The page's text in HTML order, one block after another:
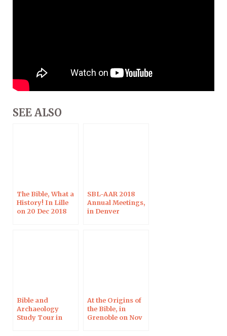
SEE ALSO
The Bible, What a
History! In Lille
on 20 Dec 2018
SBL-AAR 2018
Annual Meetings,
in Denver
Bible and
Archaeology
Study Tour in
At the Origins of
the Bible, in
Grenoble on Nov